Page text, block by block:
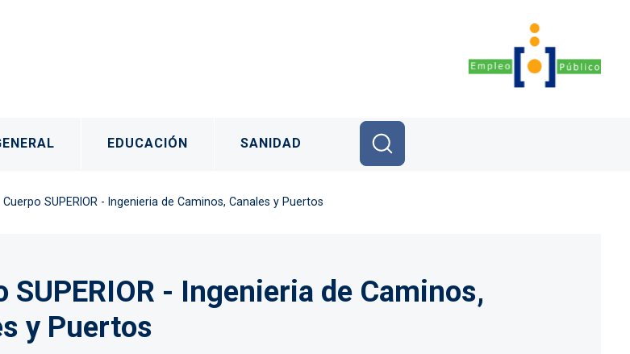
EDUCACIÓN SANIDAD
Cuerpo SUPERIOR - Ingenieria de Caminos, Canales y Puertos
SUPERIOR - Ingenieria de Caminos,
y Puertos